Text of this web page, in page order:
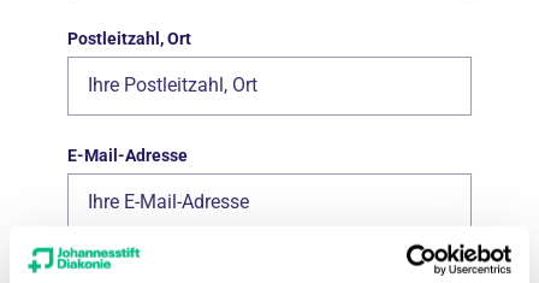
Postleitzahl, Ort
E-Mail-Adresse
Telefonnummer